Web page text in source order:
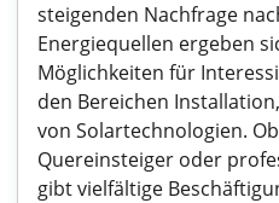
steigenden Nachfrage
Energiequellen ergeben
Möglichkeiten für
den Bereichen
von Solartechnologien.
Quereinsteiger oder
gibt vielfältige